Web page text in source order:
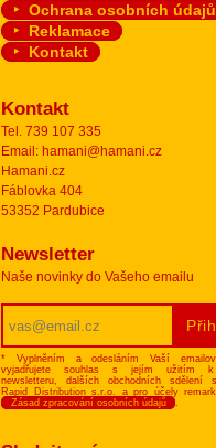
Ochrana osobních údajů
Reklamace
Kontakt
Kontakt
Tel. 739 107 335
Email: hamani@hamani.cz
Hamani.cz
Fáblovka 404
53352 Pardubice
Newsletter
Naše novinky do Vašeho emailu
* Vyplněním a odesláním Vaší
vyjadřujete souhlas s jejím užitím k
newsletteru, dalších obchodních sdělení
Rapid Distribution s.r.o. a pro účely
Zásad zpracování osobních údajů
.